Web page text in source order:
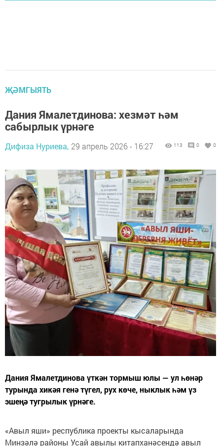
ҖӘМГЫЯТЬ
Дания Ямалетдинова: хезмәт һәм
сабырлык үрнәге
Дифиза Нуриева, 29 апрель 2026 - 16:27 113 0 0
Дания Ямалетдинова үткән тормыш юлы — ул һөнәр
турында хикәя генә түгел, рух көче, ныклык һәм үз
эшеңә тугрылык үрнәге.
«Авыл яши» республика проекты кысаларында
Минзәлә районы Усай авылы китапханәсендә авыл